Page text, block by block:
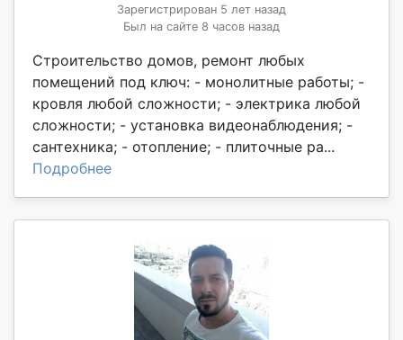
Зарегистрирован 5 лет назад
Был на сайте 8 часов назад
Строительство домов, ремонт любых
помещений под ключ: - монолитные работы; -
кровля любой сложности; - электрика любой
сложности; - установка видеонаблюдения; -
сантехника; - отопление; - плиточные ра...
Подробнее